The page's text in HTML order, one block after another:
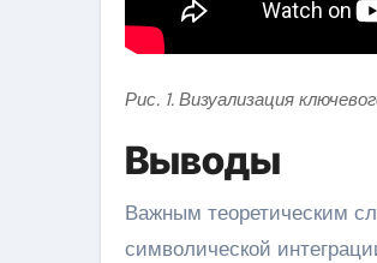
Рис. 1. Визуализация
Выводы
Важным теоретическим
символической